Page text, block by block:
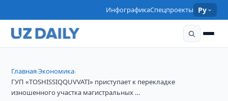
ИнфографикаСпецпроекты Ру
Главная›Экономика›
ГУП «TOSHISSIQQUVVATI» приступает к перекладке
изношенного участка магистральных …